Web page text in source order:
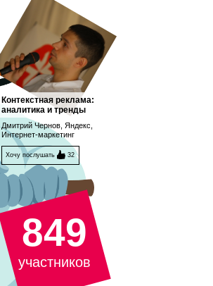
Контекстная реклама:
аналитика и тренды
Дмитрий Чернов, Яндекс,
Интернет-маркетинг
Хочу послушать 32
849
участников